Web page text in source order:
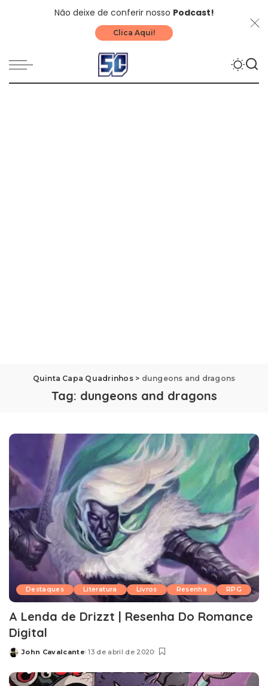
Não deixe de conferir nosso Podcast!
Clica Aqui!
Quinta Capa Quadrinhos> dungeons and dragons
Tag: dungeons and dragons
Destaques Literatura Livros Resenha RPG
A Lenda de Drizzt | Resenha Do Romance
Digital
Posted
John Cavalcante 13 de abril de 2020